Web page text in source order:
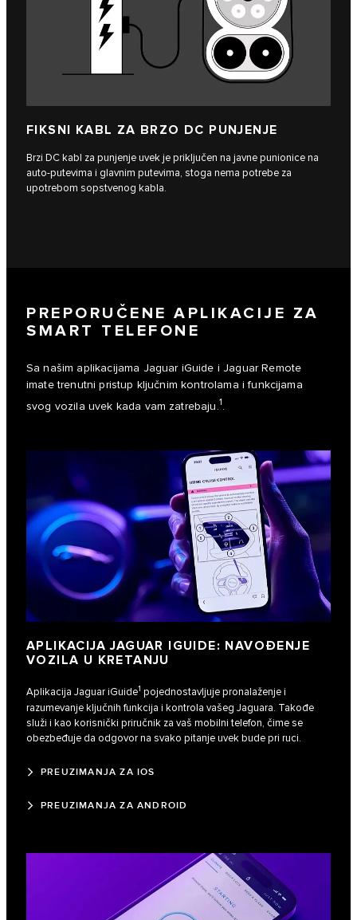
FIKSNI KABL ZA BRZO DC PUNJENJE
Brzi DC kabl za punjenje uvek je priključen na javne punionice na
auto-putevima i glavnim putevima, stoga nema potrebe za
upotrebom sopstvenog kabla.
PREPORUČENE APLIKACIJE ZA
SMART TELEFONE
Sa našim aplikacijama Jaguar iGuide i Jaguar Remote
imate trenutni pristup ključnim kontrolama i funkcijama
svog vozila uvek kada vam zatrebaju.1 .
APLIKACIJA JAGUAR IGUIDE: NAVOĐENJE
VOZILA U KRETANJU
Aplikacija Jaguar iGuide1 pojednostavljuje pronalaženje i
razumevanje ključnih funkcija i kontrola vašeg Jaguara. Takođe
služi i kao korisnički priručnik za vaš mobilni telefon, čime se
obezbeđuje da odgovor na svako pitanje uvek bude pri ruci.
PREUZIMANJA ZA IOS
PREUZIMANJA ZA ANDROID